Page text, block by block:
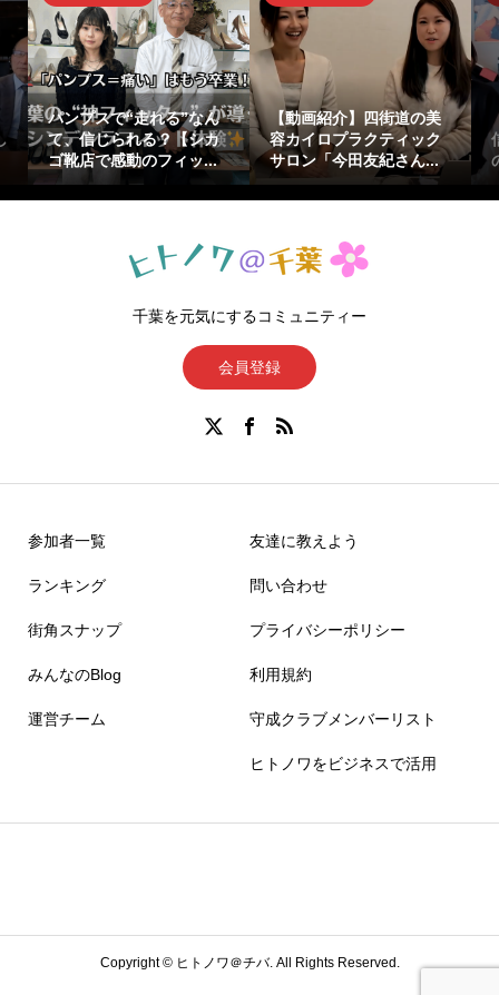
パンプスで“走れる”なん
て、信じられる？【シカ
ゴ靴店で感動のフィッ...
【動画紹介】四街道の美
容カイロプラクティック
サロン「今田友紀さん...
千葉を元気にするコミュニティー
会員登録
参加者一覧
ランキング
街角スナップ
みんなのBlog
運営チーム
友達に教えよう
問い合わせ
プライバシーポリシー
利用規約
守成クラブメンバーリスト
ヒトノワをビジネスで活用
Copyright ©ヒトノワ＠チバ. All Rights Reserved.